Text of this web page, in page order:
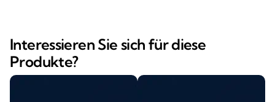
Interessieren Sie sich für diese
Produkte?